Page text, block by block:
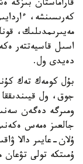
قاراماستان
كەرىسىنشە،
مەيىرىمدىلىك،
اسىل قاسيەتتەر
دەيدى ول.
بۇل كومەك تەك
جوق، ول
ومىرگە دەگەن
جالعىز ەمەس
ۇلان-عايىر دالا
ۇمىتكە تولى تۋعان